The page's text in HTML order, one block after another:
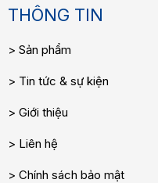
THÔNG TIN
Sản phẩm
Tin tức & sự kiện
Giới thiệu
Liên hệ
Chính sách bảo mật